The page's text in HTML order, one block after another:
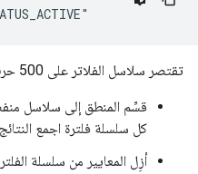
تقتصر سلاسل الفلاتر على 500 حرف. إذا كانت السلسلة طويلة جدًا:
قسِّم المنطق إلى سلاسل
كل سلسلة فلترة اجمع
أزِل المعايير من سلسلة